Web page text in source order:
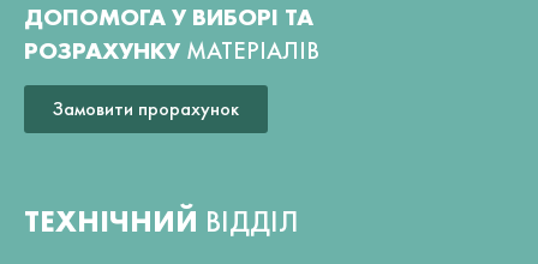
ДОПОМОГА У ВИБОРІ ТА
РОЗРАХУНКУ МАТЕРІАЛІВ
Замовити прорахунок
ТЕХНІЧНИЙ ВІДДІЛ